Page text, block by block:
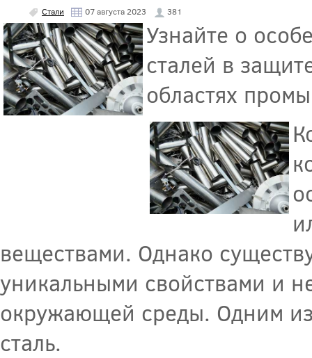
Стали 07 августа 2023 381
Узнайте о
сталей в
областях
веществами. Однако
уникальными свойствами и
окружающей среды. Одним
сталь.